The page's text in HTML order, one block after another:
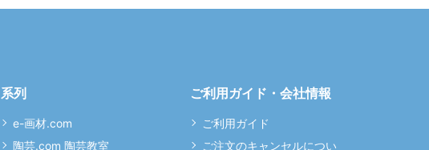
系列
e-画材.com
陶芸.com 陶芸教室
ご利用ガイド・会社情報
ご利用ガイド
ご注文のキャンセルについ